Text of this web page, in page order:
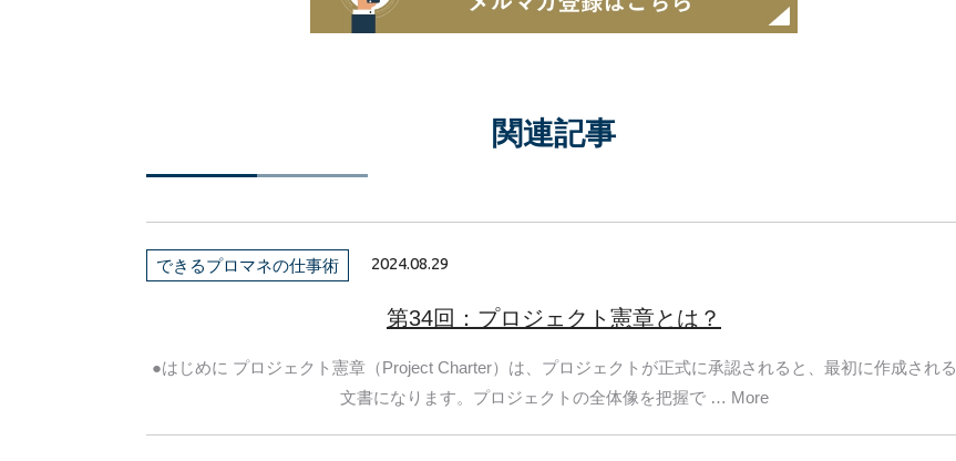
関連記事
できるプロマネの仕事術 2024.08.29
第34回：プロジェクト憲章とは？
●はじめに プロジェクト憲章（Project Charter）は、プロジェクトが正式に承認されると、最初に作成される
文書になります。プロジェクトの全体像を把握で … More